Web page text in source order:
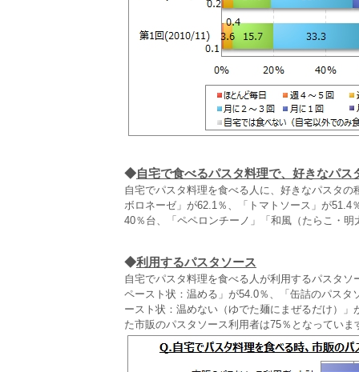
◆自宅で食べるパスタ料理で、好きなパス
自宅でパスタ料理を食べる人に、好きなパスタ
ボロネーゼ」が62.1％、「トマトソース」が
40％台、「ペペロンチーノ」「和風（たらこ・
◆利用するパスタソース
自宅でパスタ料理を食べる人が利用するパスタ
ペースト状：温める」が54.0％、「缶詰のパス
ースト状：温めない（ゆでた麺にまぜるだけ）
た市販のパスタソース利用者は75％となってい